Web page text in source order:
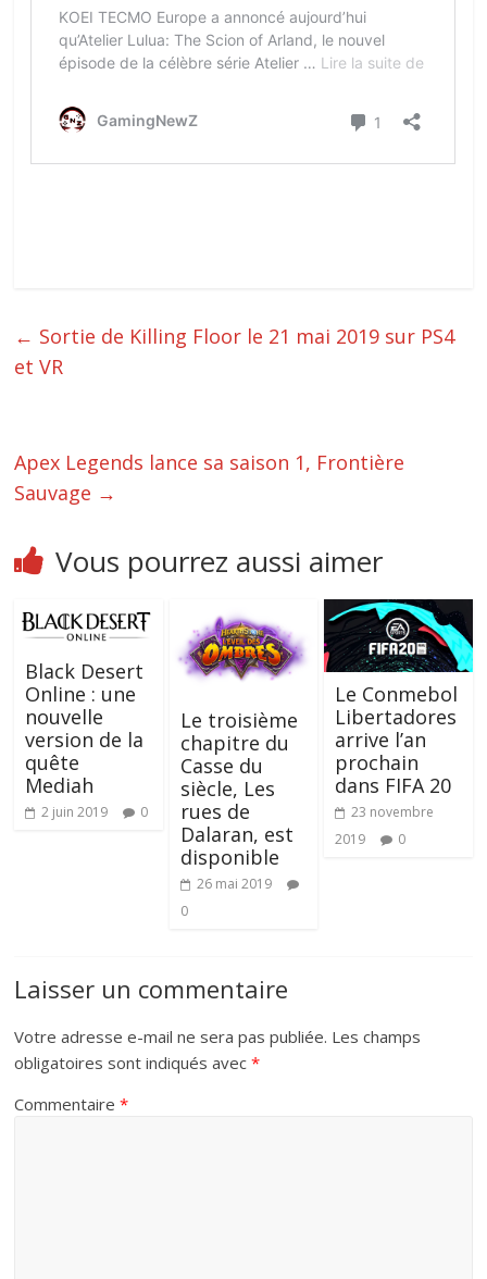
← Sortie de Killing Floor le 21 mai 2019 sur PS4
et VR
Apex Legends lance sa saison 1, Frontière
Sauvage →
Vous pourrez aussi aimer
Black Desert
Online : une
nouvelle
version de la
quête
Mediah
2 juin 2019 0
Le troisième
chapitre du
Casse du
siècle, Les
rues de
Dalaran, est
disponible
26 mai 2019
0
Le Conmebol
Libertadores
arrive l’an
prochain
dans FIFA 20
23 novembre
2019
0
Laisser un commentaire
Votre adresse e-mail ne sera pas publiée. Les champs
obligatoires sont indiqués avec*
Commentaire*